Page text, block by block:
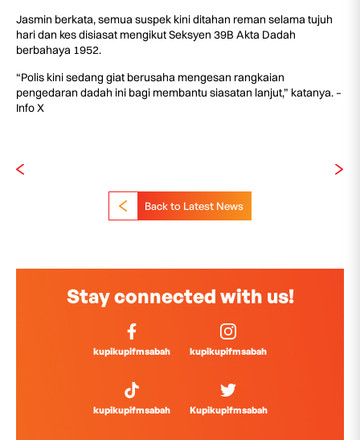
Jasmin berkata, semua suspek kini ditahan reman selama tujuh
hari dan kes disiasat mengikut Seksyen 39B Akta Dadah
berbahaya 1952.
“Polis kini sedang giat berusaha mengesan rangkaian
pengedaran dadah ini bagi membantu siasatan lanjut,” katanya. –
Info X
Back to Latest News
Stay connected with us!
kupikupifmsabah kupikupifmsabah
kupikupifmsabah Kupikupifmsabah